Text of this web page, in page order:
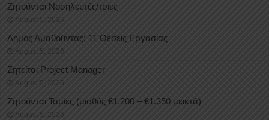
Ζητούνται Νοσηλευτές/τριες
August 5, 2026
Δήμος Αμαθούντας: 11 Θέσεις Εργασίας
August 5, 2026
Ζητείται Project Manager
August 5, 2026
Ζητούνται Ταμίες (μισθός €1.200 – €1.350 μεικτά)
August 5, 2026